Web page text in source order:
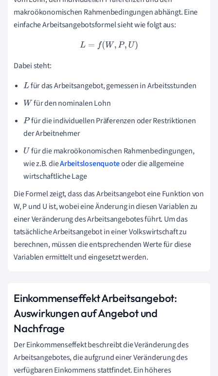
makroökonomischen Rahmenbedingungen abhängt. Eine
einfache Arbeitsangebotsformel sieht wie folgt aus:
L =f(W,P,U)
Dabei steht:
Lfür das Arbeitsangebot, gemessen in Arbeitsstunden
W für den nominalen Lohn
P für die individuellen Präferenzen oder Restriktionen
der Arbeitnehmer
U für die makroökonomischen Rahmenbedingungen,
wie z.B. dieArbeitslosenquoteoder die allgemeine
wirtschaftliche Lage
Die Formel zeigt, dass das Arbeitsangebot eine Funktion von
W, P und U ist, wobei eine Änderung in diesen Variablen zu
einer Veränderung des Arbeitsangebotes führt. Um das
tatsächliche Arbeitsangebot in einer Volkswirtschaft zu
berechnen, müssen die entsprechenden Werte für diese
Variablen ermittelt und eingesetzt werden.
Einkommenseffekt Arbeitsangebot:
Auswirkungen auf Angebot und
Nachfrage
Der Einkommenseffekt beschreibt die Veränderung des
Arbeitsangebotes, die aufgrund einer Veränderung des
verfügbaren Einkommens stattfindet. Ein höheres